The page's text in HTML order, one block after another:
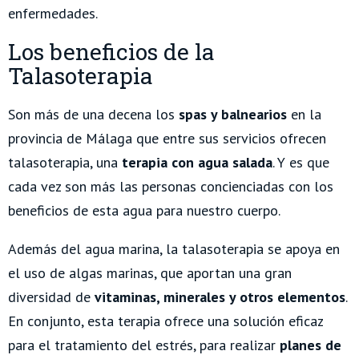
enfermedades.
Los beneficios de la
Talasoterapia
Son más de una decena los spas y balnearios en la
provincia de Málaga que entre sus servicios ofrecen
talasoterapia, una terapia con agua salada. Y es que
cada vez son más las personas concienciadas con los
beneficios de esta agua para nuestro cuerpo.
Además del agua marina, la talasoterapia se apoya en
el uso de algas marinas, que aportan una gran
diversidad de vitaminas, minerales y otros elementos.
En conjunto, esta terapia ofrece una solución eficaz
para el tratamiento del estrés, para realizar planes de